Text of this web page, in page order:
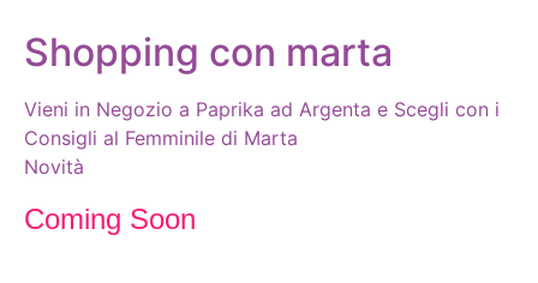
Shopping con marta
Vieni in Negozio a Paprika ad Argenta e Scegli con i
Consigli al Femminile di Marta
Novità
Coming Soon